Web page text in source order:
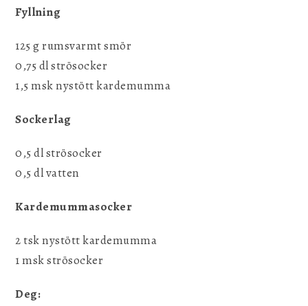
Fyllning
125 g rumsvarmt smör
0,75 dl strösocker
1,5 msk nystött kardemumma
Sockerlag
0,5 dl strösocker
0,5 dl vatten
Kardemummasocker
2 tsk nystött kardemumma
1 msk strösocker
Deg: